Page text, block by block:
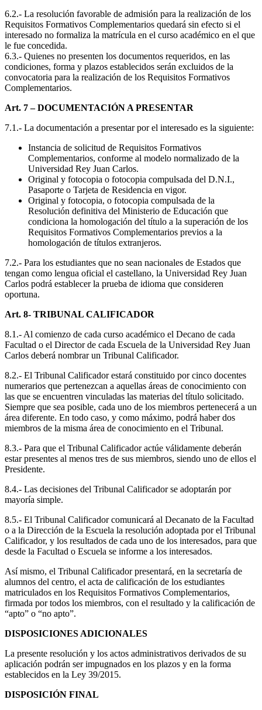
6.2.- La resolución favorable de admisión para la realización de los
Requisitos Formativos Complementarios quedará sin efecto si el
interesado no formaliza la matrícula en el curso académico en el que
le fue concedida.
6.3.- Quienes no presenten los documentos requeridos, en las
condiciones, forma y plazos establecidos serán excluidos de la
convocatoria para la realización de los Requisitos Formativos
Complementarios.
Art. 7 – DOCUMENTACIÓN A PRESENTAR
7.1.- La documentación a presentar por el interesado es la siguiente:
Instancia de solicitud de Requisitos Formativos
Complementarios, conforme al modelo normalizado de la
Universidad Rey Juan Carlos.
Original y fotocopia o fotocopia compulsada del D.N.I.,
Pasaporte o Tarjeta de Residencia en vigor.
Original y fotocopia, o fotocopia compulsada de la
Resolución definitiva del Ministerio de Educación que
condiciona la homologación del título a la superación de los
Requisitos Formativos Complementarios previos a la
homologación de títulos extranjeros.
7.2.- Para los estudiantes que no sean nacionales de Estados que
tengan como lengua oficial el castellano, la Universidad Rey Juan
Carlos podrá establecer la prueba de idioma que consideren
oportuna.
Art. 8- TRIBUNAL CALIFICADOR
8.1.- Al comienzo de cada curso académico el Decano de cada
Facultad o el Director de cada Escuela de la Universidad Rey Juan
Carlos deberá nombrar un Tribunal Calificador.
8.2.- El Tribunal Calificador estará constituido por cinco docentes
numerarios que pertenezcan a aquellas áreas de conocimiento con
las que se encuentren vinculadas las materias del título solicitado.
Siempre que sea posible, cada uno de los miembros pertenecerá a un
área diferente. En todo caso, y como máximo, podrá haber dos
miembros de la misma área de conocimiento en el Tribunal.
8.3.- Para que el Tribunal Calificador actúe válidamente deberán
estar presentes al menos tres de sus miembros, siendo uno de ellos el
Presidente.
8.4.- Las decisiones del Tribunal Calificador se adoptarán por
mayoría simple.
8.5.- El Tribunal Calificador comunicará al Decanato de la Facultad
o a la Dirección de la Escuela la resolución adoptada por el Tribunal
Calificador, y los resultados de cada uno de los interesados, para que
desde la Facultad o Escuela se informe a los interesados.
Así mismo, el Tribunal Calificador presentará, en la secretaría de
alumnos del centro, el acta de calificación de los estudiantes
matriculados en los Requisitos Formativos Complementarios,
firmada por todos los miembros, con el resultado y la calificación de
“apto” o “no apto”.
DISPOSICIONES ADICIONALES
La presente resolución y los actos administrativos derivados de su
aplicación podrán ser impugnados en los plazos y en la forma
establecidos en la Ley 39/2015.
DISPOSICIÓN FINAL